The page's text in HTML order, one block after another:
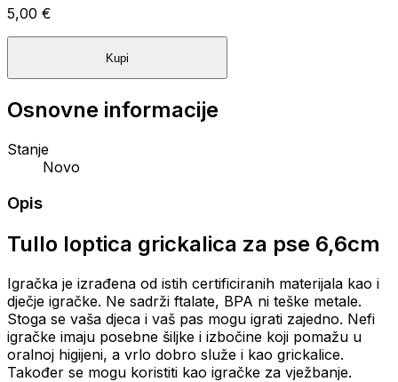
5,00 €
Kupi
Osnovne informacije
Stanje
Novo
Opis
Tullo loptica grickalica za pse 6,6cm
Igračka je izrađena od istih certificiranih materijala kao i
dječje igračke. Ne sadrži ftalate, BPA ni teške metale.
Stoga se vaša djeca i vaš pas mogu igrati zajedno. Nefi
igračke imaju posebne šiljke i izbočine koji pomažu u
oralnoj higijeni, a vrlo dobro služe i kao grickalice.
Također se mogu koristiti kao igračke za vježbanje.